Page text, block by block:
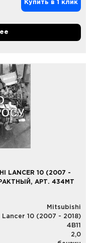
Купить в 1 клик
LANCER 10 (2007 -
АРТ. 434MT
Mitsubishi
Lancer 10 (2007 - 2018)
4B11
2,0